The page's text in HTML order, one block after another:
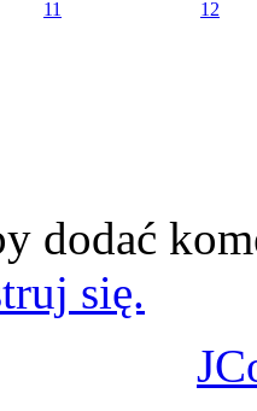
dodać
się.